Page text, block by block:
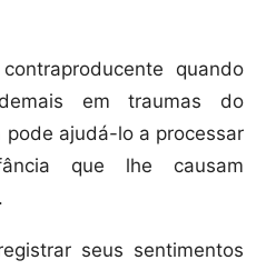
quando
em traumas do
ajudá-lo a processar
que lhe causam
seus sentimentos